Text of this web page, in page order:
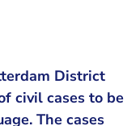
District
civil cases to be
The cases